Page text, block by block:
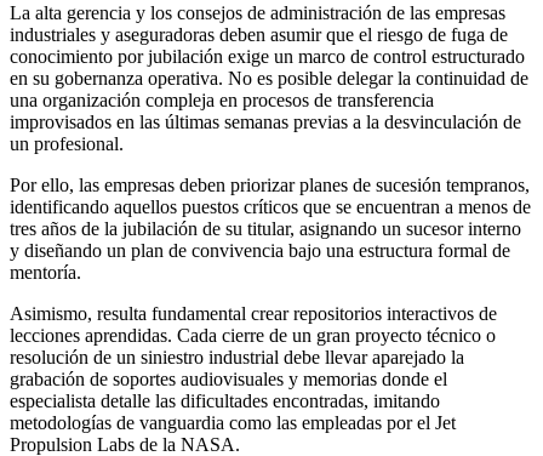
La alta gerencia y los consejos de administración de las empresas
industriales y aseguradoras deben asumir que el riesgo de fuga de
conocimiento por jubilación exige un marco de control estructurado
en su gobernanza operativa. No es posible delegar la continuidad de
una organización compleja en procesos de transferencia
improvisados en las últimas semanas previas a la desvinculación de
un profesional.
Por ello, las empresas deben priorizar planes de sucesión tempranos,
identificando aquellos puestos críticos que se encuentran a menos de
tres años de la jubilación de su titular, asignando un sucesor interno
y diseñando un plan de convivencia bajo una estructura formal de
mentoría.
Asimismo, resulta fundamental crear repositorios interactivos de
lecciones aprendidas. Cada cierre de un gran proyecto técnico o
resolución de un siniestro industrial debe llevar aparejado la
grabación de soportes audiovisuales y memorias donde el
especialista detalle las dificultades encontradas, imitando
metodologías de vanguardia como las empleadas por el Jet
Propulsion Labs de la NASA.